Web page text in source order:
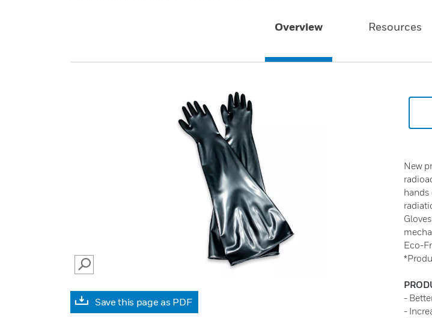
Overview Resources
SEARCH
Save this page as PDF
New
hands
Eco-
-
-